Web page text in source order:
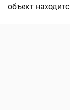
объект